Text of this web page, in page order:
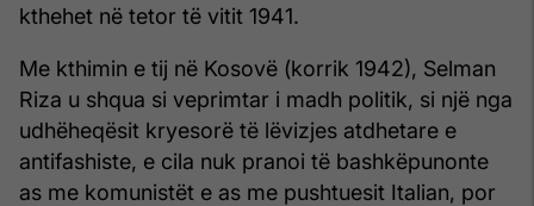
kthehet në tetor të vitit 1941.
Me kthimin e tij në Kosovë (korrik 1942), Selman
Riza u shqua si veprimtar i madh politik, si një nga
udhëheqësit kryesorë të lëvizjes atdhetare e
antifashiste, e cila nuk pranoi të bashkëpunonte
as me komunistët e as me pushtuesit Italian, por